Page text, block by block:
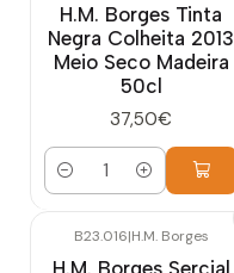
H.M. Borges Tinta
Negra Colheita 2013
Meio Seco Madeira
50cl
37,50€
Quantidade
B23.016|H.M. Borges